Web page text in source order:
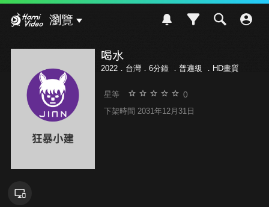
瀏覽
喝水
2022．台灣．6分鐘 ． 普遍級 ．HD畫質
星等 0
下架時間 2031年12月31日